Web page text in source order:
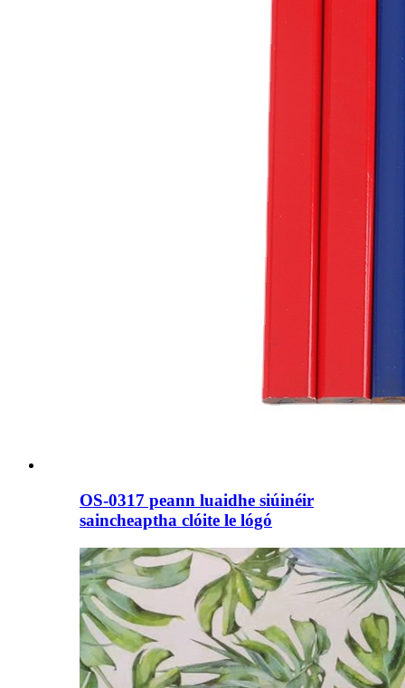
OS-0317 peann luaidhe siúinéir
saincheaptha clóite le lógó